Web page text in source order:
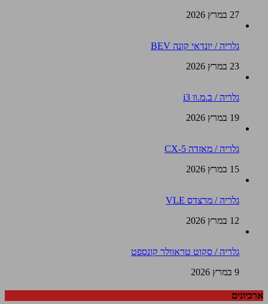
27 במרץ 2026
גלריה / יונדאי קונה BEV
23 במרץ 2026
גלריה / ב.מ.וו i3
19 במרץ 2026
גלריה / מאזדה CX-5
15 במרץ 2026
גלריה / מרצדס VLE
12 במרץ 2026
גלריה / סקוט טראוולר קונספט
9 במרץ 2026
ארכיונים